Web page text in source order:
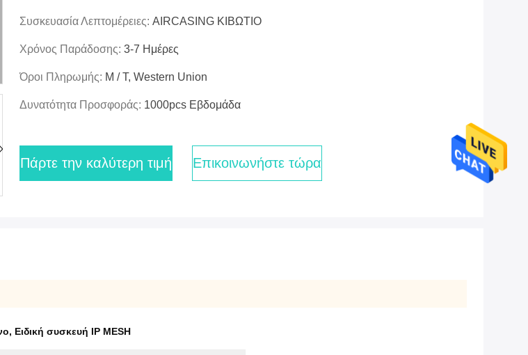
Συσκευασία Λεπτομέρειες: AIRCASING ΚΙΒΩΤΙΟ
Χρόνος Παράδοσης: 3-7 Ημέρες
Όροι Πληρωμής: Μ / Τ, Western Union
Δυνατότητα Προσφοράς: 1000pcs Εβδομάδα
Πάρτε την καλύτερη τιμή Επικοινωνήστε τώρα
, Ειδική συσκευή IP MESH